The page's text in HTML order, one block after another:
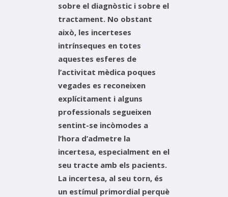
sobre el diagnòstic i sobre el
tractament. No obstant
això, les incerteses
intrínseques en totes
aquestes esferes de
l’activitat mèdica poques
vegades es reconeixen
explícitament i alguns
professionals segueixen
sentint-se incòmodes a
l’hora d’admetre la
incertesa, especialment en el
seu tracte amb els pacients.
La incertesa, al seu torn, és
un estímul primordial perquè